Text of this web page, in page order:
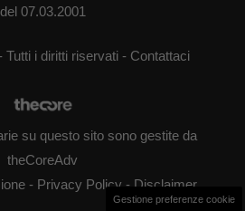
del 07.03.2001
i diritti riservati - Contattaci
su questo sito sono gestite da
theCoreAdv
- Privacy Policy- Disclaimer
Gestione preferenze cookie